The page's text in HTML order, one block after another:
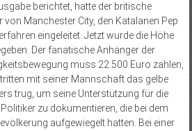
berichtet, hatte der britische
von Manchester City, den Katalanen Pep
eingeleitet. Jetzt wurde die Höhe
Der fanatische Anhänger der
muss 22.500 Euro zahlen,
mit seiner Mannschaft das gelbe
trug, um seine Unterstützung für die
zu dokumentieren, die bei dem
aufgewiegelt hatten. Bei einer